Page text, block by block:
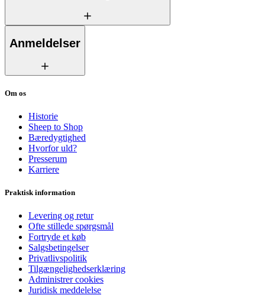
Anmeldelser
Om os
Historie
Sheep to Shop
Bæredygtighed
Hvorfor uld?
Presserum
Karriere
Praktisk information
Levering og retur
Ofte stillede spørgsmål
Fortryde et køb
Salgsbetingelser
Privatlivspolitik
Tilgængelighedserklæring
Administrer cookies
Juridisk meddelelse